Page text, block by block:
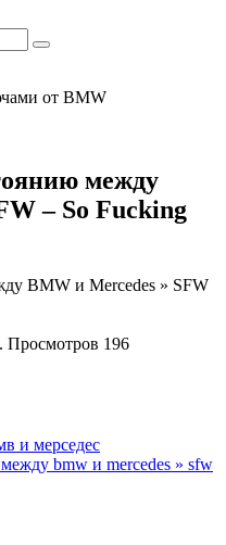
от BMW
между
– So Fucking
Просмотров 196
и мерседес
bmw и mercedes » sfw